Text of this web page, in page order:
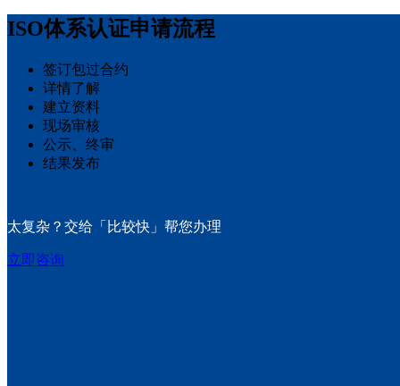
ISO体系认证申请流程
签订包过合约
详情了解
建立资料
现场审核
公示、终审
结果发布
太复杂？交给「比较快」帮您办理
立即咨询